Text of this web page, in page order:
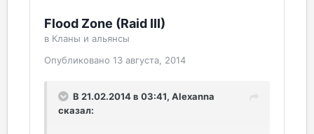
Flood Zone (Raid III)
в Кланы и альянсы
Опубликовано 13 августа, 2014
В 21.02.2014 в 03:41, Alexanna
сказал: